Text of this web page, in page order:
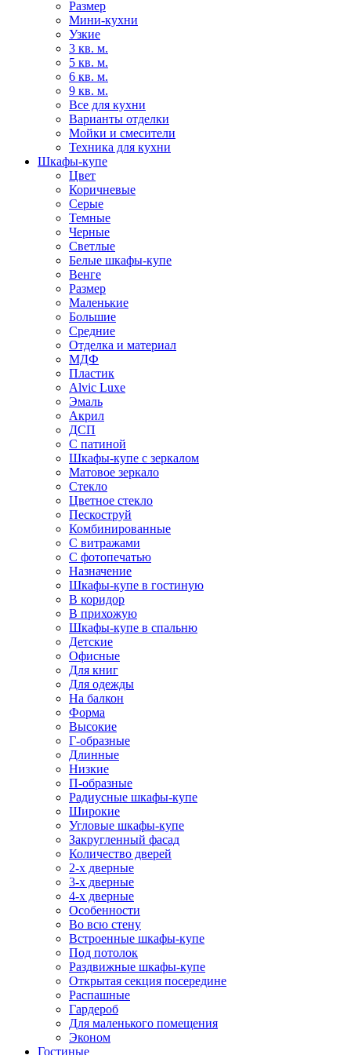
Размер
Мини-кухни
Узкие
3 кв. м.
5 кв. м.
6 кв. м.
9 кв. м.
Все для кухни
Варианты отделки
Мойки и смесители
Техника для кухни
Шкафы-купе
Цвет
Коричневые
Серые
Темные
Черные
Светлые
Белые шкафы-купе
Венге
Размер
Маленькие
Большие
Средние
Отделка и материал
МДФ
Пластик
Alvic Luxe
Эмаль
Акрил
ДСП
С патиной
Шкафы-купе с зеркалом
Матовое зеркало
Стекло
Цветное стекло
Пескоструй
Комбинированные
С витражами
С фотопечатью
Назначение
Шкафы-купе в гостиную
В коридор
В прихожую
Шкафы-купе в спальню
Детские
Офисные
Для книг
Для одежды
На балкон
Форма
Высокие
Г-образные
Длинные
Низкие
П-образные
Радиусные шкафы-купе
Широкие
Угловые шкафы-купе
Закругленный фасад
Количество дверей
2-х дверные
3-х дверные
4-х дверные
Особенности
Во всю стену
Встроенные шкафы-купе
Под потолок
Раздвижные шкафы-купе
Открытая секция посередине
Распашные
Гардероб
Для маленького помещения
Эконом
Гостиные